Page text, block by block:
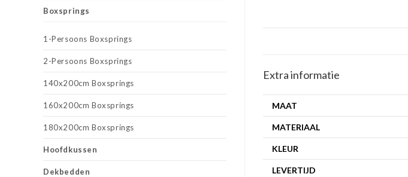
Extra informatie
MAAT
MATERIAAL
KLEUR
LEVERTIJD
Boxsprings
1-Persoons Boxsprings
2-Persoons Boxsprings
140x200cm Boxsprings
160x200cm Boxsprings
180x200cm Boxsprings
Hoofdkussen
Dekbedden